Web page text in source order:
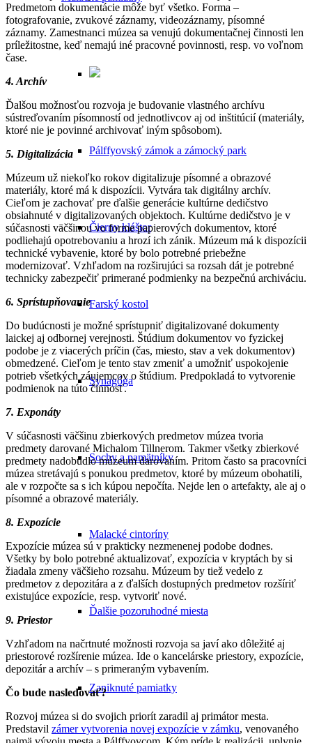
Pálffyovský zámok a zámocký park
Čierny kláštor
Farský kostol
Synagóga
Sochy a pamätníky
Malacké cintoríny
Ďalšie pozoruhodné miesta
Zaniknuté pamiatky
Predmetom dokumentácie môže byť všetko. Forma –
fotografovanie, zvukové záznamy, videozáznamy, písomné
záznamy. Zamestnanci múzea sa venujú dokumentačnej činnosti len
príležitostne, keď nemajú iné pracovné povinnosti, resp. vo voľnom
čase.
4. Archív
Ďalšou možnosťou rozvoja je budovanie vlastného archívu
sústreďovaním písomností od jednotlivcov aj od inštitúcií (materiály,
ktoré nie je povinné archivovať iným spôsobom).
5. Digitalizácia
Múzeum už niekoľko rokov digitalizuje písomné a obrazové
materiály, ktoré má k dispozícii. Vytvára tak digitálny archív.
Cieľom je zachovať pre ďalšie generácie kultúrne dedičstvo
obsiahnuté v digitalizovaných objektoch. Kultúrne dedičstvo je v
súčasnosti väčšinou vo forme papierových dokumentov, ktoré
podliehajú opotrebovaniu a hrozí ich zánik. Múzeum má k dispozícii
technické vybavenie, ktoré by bolo potrebné priebežne
modernizovať. Vzhľadom na rozširujúci sa rozsah dát je potrebné
technicky zabezpečiť primerané podmienky na bezpečnú archiváciu.
6. Sprístupňovanie
Do budúcnosti je možné sprístupniť digitalizované dokumenty
laickej aj odbornej verejnosti. Štúdium dokumentov vo fyzickej
podobe je z viacerých príčin (čas, miesto, stav a vek dokumentov)
obmedzené. Cieľom je tento stav zmeniť a umožniť uspokojenie
potrieb všetkých záujemcov o štúdium. Predpokladá to vytvorenie
podmienok na túto činnosť.
7. Exponáty
V súčasnosti väčšinu zbierkových predmetov múzea tvoria
predmety darované Michalom Tillnerom. Takmer všetky zbierkové
predmety nadobudlo múzeum darovaním. Pritom často sa pracovníci
múzea stretávajú s ponukou predmetov, ktoré by múzeum obohatili,
ale v rozpočte sa s ich kúpou nepočíta. Nejde len o artefakty, ale aj o
písomné a obrazové materiály.
8. Expozície
Expozície múzea sú v prakticky nezmenenej podobe dodnes.
Všetky by bolo potrebné aktualizovať, expozícia v kryptách by si
žiadala zmeny väčšieho rozsahu. Múzeum by tiež vedelo z
predmetov z depozitára a z ďalších dostupných predmetov rozšíriť
existujúce expozície, resp. vytvoriť nové.
9. Priestor
Vzhľadom na načrtnuté možnosti rozvoja sa javí ako dôležité aj
priestorové rozšírenie múzea. Ide o kancelárske priestory, expozície,
depozitár a archív – s primeraným vybavením.
Čo bude nasledovať?
Rozvoj múzea si do svojich priorít zaradil aj primátor mesta.
Predstavil zámer vytvorenia novej expozície v zámku, venovaného